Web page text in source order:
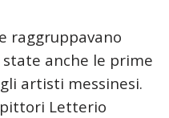
raggruppavano
anche le prime
artisti messinesi.
Letterio